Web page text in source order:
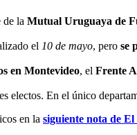
de la Mutual Uruguaya de
el 10 de mayo, pero se
en Montevideo, el Frente
electos. En el único
en la siguiente nota de El